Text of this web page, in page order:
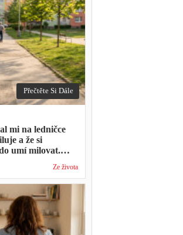
Přečtěte Si Dále
mi na ledničce
a že si
umí milovat.
oběd, protože ta
kde strávit
Ze života